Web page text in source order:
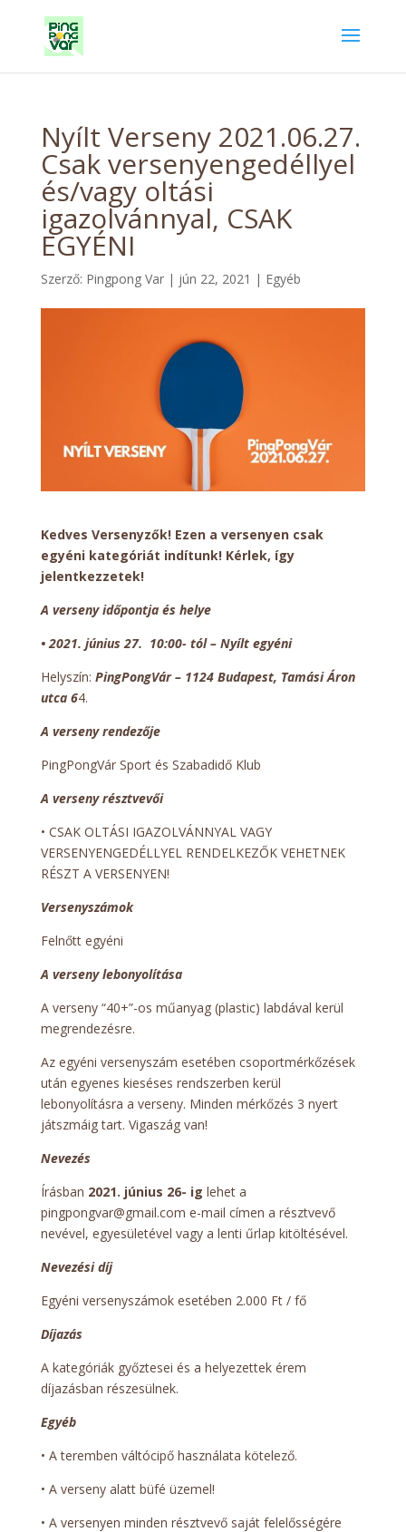
Nyílt Verseny 2021.06.27.
Csak versenyengedéllyel
és/vagy oltási
igazolvánnyal, CSAK
EGYÉNI
Szerző: Pingpong Var| jún 22, 2021 | Egyéb
Kedves Versenyzők! Ezen a versenyen csak
egyéni kategóriát indítunk! Kérlek, így
jelentkezzetek!
A verseny időpontja és helye
• 2021. június 27. 10:00- tól – Nyílt egyéni
Helyszín: PingPongVár – 1124 Budapest, Tamási Áron
utca 64.
A verseny rendezője
PingPongVár Sport és Szabadidő Klub
A verseny résztvevői
• CSAK OLTÁSI IGAZOLVÁNNYAL VAGY
VERSENYENGEDÉLLYEL RENDELKEZŐK VEHETNEK
RÉSZT A VERSENYEN!
Versenyszámok
Felnőtt egyéni
A verseny lebonyolítása
A verseny “40+”-os műanyag (plastic) labdával kerül
megrendezésre.
Az egyéni versenyszám esetében csoportmérkőzések
után egyenes kieséses rendszerben kerül
lebonyolításra a verseny. Minden mérkőzés 3 nyert
játszmáig tart. Vigaszág van!
Nevezés
Írásban 2021. június 26- ig lehet a
pingpongvar@gmail.com e-mail címen a résztvevő
nevével, egyesületével vagy a lenti űrlap kitöltésével.
Nevezési díj
Egyéni versenyszámok esetében 2.000 Ft / fő
Díjazás
A kategóriák győztesei és a helyezettek érem
díjazásban részesülnek.
Egyéb
• A teremben váltócipő használata kötelező.
• A verseny alatt büfé üzemel!
• A versenyen minden résztvevő saját felelősségére